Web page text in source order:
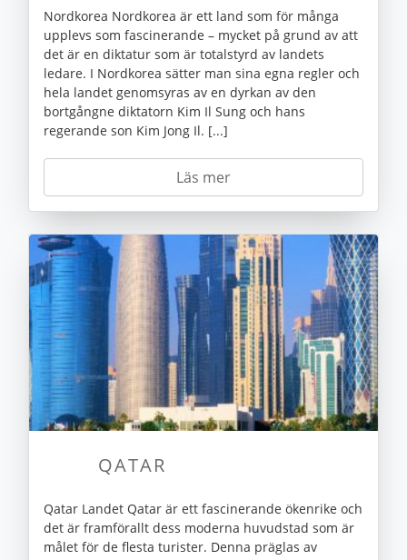
Nordkorea Nordkorea är ett land som för många
upplevs som fascinerande – mycket på grund av att
det är en diktatur som är totalstyrd av landets
ledare. I Nordkorea sätter man sina egna regler och
hela landet genomsyras av en dyrkan av den
bortgångne diktatorn Kim Il Sung och hans
regerande son Kim Jong Il. [...]
Läs mer
QATAR
Qatar Landet Qatar är ett fascinerande ökenrike och
det är framförallt dess moderna huvudstad som är
målet för de flesta turister. Denna präglas av